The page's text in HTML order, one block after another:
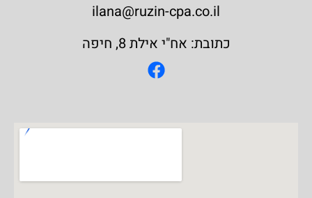
ilana@ruzin-cpa.co.il
כתובת: אח"י אילת 8, חיפה